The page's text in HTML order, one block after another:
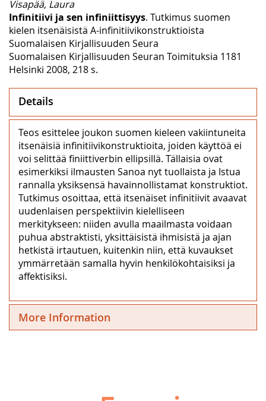
Visapää, Laura
Infinitiivi ja sen infiniittisyys. Tutkimus suomen
kielen itsenäisistä A-infinitiivikonstruktioista
Suomalaisen Kirjallisuuden Seura
Suomalaisen Kirjallisuuden Seuran Toimituksia 1181
Helsinki 2008, 218 s.
Details
Teos esittelee joukon suomen kieleen vakiintuneita
itsenäisiä infinitiivikonstruktioita, joiden käyttöä ei
voi selittää finiittiverbin ellipsillä. Tällaisia ovat
esimerkiksi ilmausten Sanoa nyt tuollaista ja Istua
rannalla yksiksensä havainnollistamat konstruktiot.
Tutkimus osoittaa, että itsenäiset infinitiivit avaavat
uudenlaisen perspektiivin kielelliseen
merkitykseen: niiden avulla maailmasta voidaan
puhua abstraktisti, yksittäisistä ihmisistä ja ajan
hetkistä irtautuen, kuitenkin niin, että kuvaukset
ymmärretään samalla hyvin henkilökohtaisiksi ja
affektisiksi.
More Information